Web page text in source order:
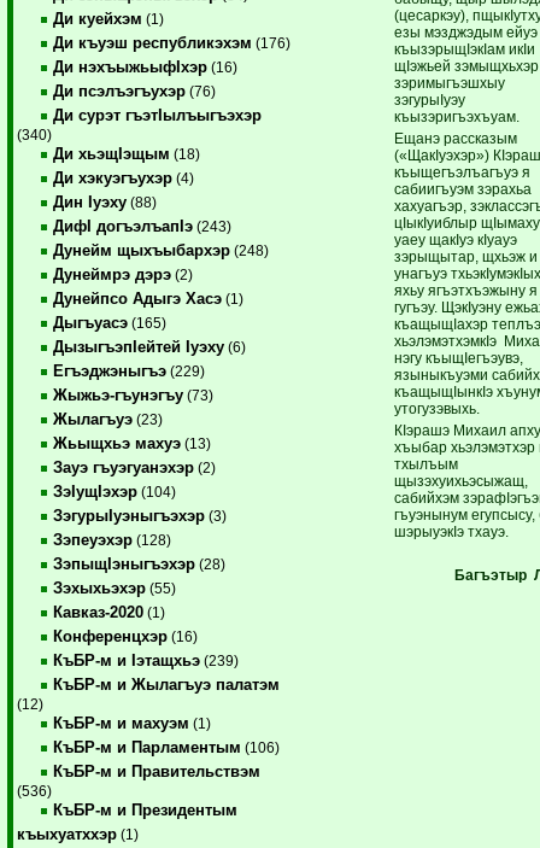
Ди куейхэм (1)
Ди къуэш республикэхэм (176)
Ди нэхъыжьыфIхэр (16)
Ди псэлъэгъухэр (76)
Ди сурэт гъэтIылъыгъэхэр
(340)
Ди хьэщIэщым (18)
Ди хэкуэгъухэр (4)
Дин Iуэху (88)
ДифI догъэлъапIэ (243)
Дунейм щыхъыбархэр (248)
Дунеймрэ дэрэ (2)
Дунейпсо Адыгэ Хасэ (1)
Дыгъуасэ (165)
ДызыгъэпIейтей Iуэху (6)
Егъэджэныгъэ (229)
Жыжьэ-гъунэгъу (73)
Жылагъуэ (23)
Жьыщхьэ махуэ (13)
Зауэ гъуэгуанэхэр (2)
ЗэIущIэхэр (104)
ЗэгурыIуэныгъэхэр (3)
Зэпеуэхэр (128)
ЗэпыщIэныгъэхэр (28)
Зэхыхьэхэр (55)
Кавказ-2020 (1)
Конференцхэр (16)
КъБР-м и Iэтащхьэ (239)
КъБР-м и Жылагъуэ палатэм
(12)
КъБР-м и махуэм (1)
КъБР-м и Парламентым (106)
КъБР-м и Правительствэм
(536)
КъБР-м и Президентым
къыхуатххэр (1)
(цесаркэу),
езы мэзджэдым ейуэ
къызэрыщIэкIам икIи
щIэжьей зэмыщхьхэр
зэримыгъэшхыу
зэгурыIуэу
къызэригъэхъуам.
Ещанэ рассказым
(«ЩакIуэхэр»)
къыщегъэлъагъуэ я
сабиигъуэм зэрахьа
хахуагъэр,
цIыкIуиблыр
уаеу щакIуэ кIуауэ
зэрыщытар, щхьэж и
унагъуэ
яхьу ягъэтхъэжыну я
гугъэу. ЩэкIуэну
къащыщIахэр
хьэлэмэтхэмкIэ
нэгу къыщIегъэувэ,
языныкъуэми
къащыщIынкIэ
утогузэвыхь.
КIэрашэ Михаил
хъыбар хьэлэмэтхэр
тхылъым
щызэхуихьэсыжащ,
сабийхэм
гъуэнынум егупсысу,
шэрыуэкIэ тхауэ.
Багъэтыр